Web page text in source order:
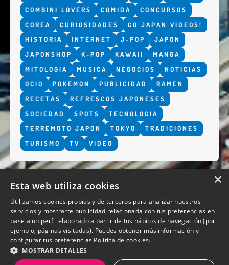
COMBINI LOVERS
COMIDA
CONCURSOS
COREA
CURIOSIDADES
GO JAPAN VÍDEOS!
HISTORIA
INTERNET J-POP
JAPON
JAPONSHOP
K-POP KAWAII
MANGA
MITOLOGIA
MUSICA NEGOCIOS
NOTICIAS
OCIO
POKEMON PUBLICIDAD
RAMEN
RECETAS
REFRESCOS JAPONESES
SOCIEDAD
SPOTS
TECNOLOGIA
TERREMOTO JAPON
TOKYO
TRADICIONES
TURISMO
TV VIDEO
QUIENES SOMOS
×
Esta web utiliza cookies
Utilizamos cookies propias y de terceros para analizar nuestros
servicios y mostrarte publicidad relacionada con tus preferencias en
base a un perfil elaborado a partir de tus hábitos de navegación (por
ejemplo, páginas visitadas). Puedes obtener más información y
configurar tus preferencias Política de cookies.
MOSTRAR DETALLES